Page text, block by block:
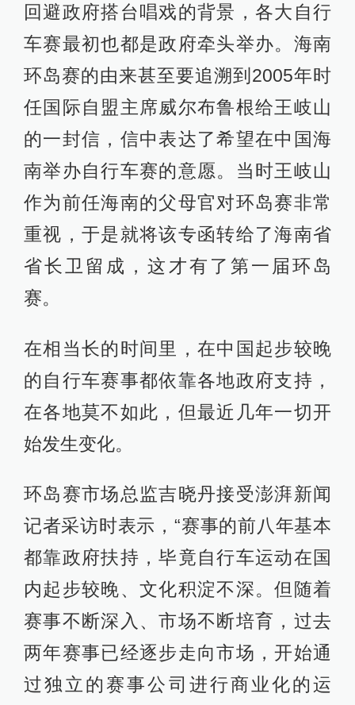
回避政府搭台唱戏的背景，各大自行
车赛最初也都是政府牵头举办。海南
环岛赛的由来甚至要追溯到2005年时
任国际自盟主席威尔布鲁根给王岐山
的一封信，信中表达了希望在中国海
南举办自行车赛的意愿。当时王岐山
作为前任海南的父母官对环岛赛非常
重视，于是就将该专函转给了海南省
省长卫留成，这才有了第一届环岛
赛。
在相当长的时间里，在中国起步较晚
的自行车赛事都依靠各地政府支持，
在各地莫不如此，但最近几年一切开
始发生变化。
环岛赛市场总监吉晓丹接受澎湃新闻
记者采访时表示，“赛事的前八年基本
都靠政府扶持，毕竟自行车运动在国
内起步较晚、文化积淀不深。但随着
赛事不断深入、市场不断培育，过去
两年赛事已经逐步走向市场，开始通
过独立的赛事公司进行商业化的运